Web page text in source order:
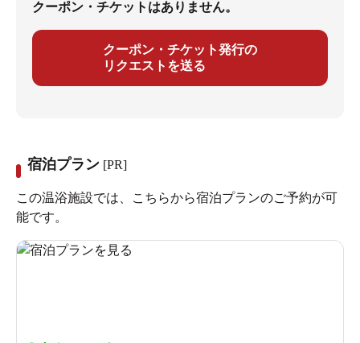
クーポン・チケットはありません。
クーポン・チケット発行の
リクエストを送る
宿泊プラン [PR]
この温浴施設では、こちらから宿泊プランのご予約が可
能です。